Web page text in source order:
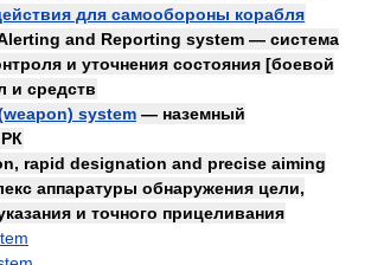
для самообороны корабля
and Reporting system — система
и уточнения состояния [боевой
и средств
system — наземный
rapid designation and precise aiming
аппаратуры обнаружения цели,
и точного прицеливания